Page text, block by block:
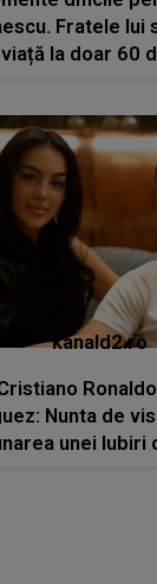
Fratele lui
viață la doar 60
kanald2.ro
Nunta de
unei Iubiri